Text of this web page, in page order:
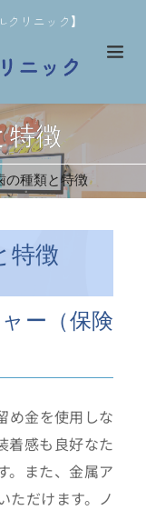
リニック】
特徴
の種類と特徴
特徴
ー（保険
め金を使用しな
着感も良好なた
。また、金属ア
ただけます。ノ